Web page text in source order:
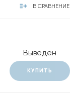
В СРАВНЕНИЕ
Выведен
КУПИТЬ